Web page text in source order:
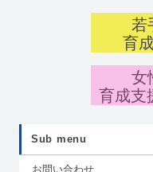
若
育
女
育成支
Sub menu
お問い合わせ